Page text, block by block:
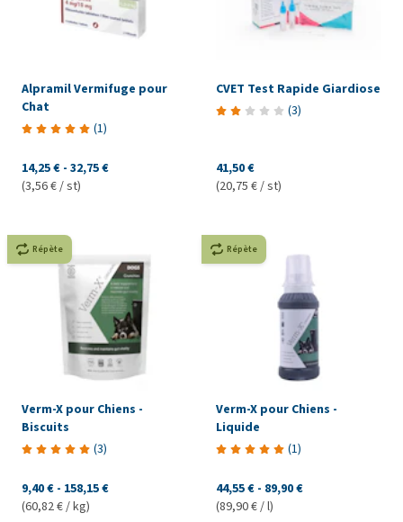
Alpramil Vermifuge pour
Chat
(1)
14,25 € - 32,75 €
(3,56 € / st)
CVET Test Rapide Giardiose
(3)
41,50 €
(20,75 € / st)
Répète
Verm-X pour Chiens -
Biscuits
(3)
9,40 € - 158,15 €
(60,82 € / kg)
Répète
Verm-X pour Chiens -
Liquide
(1)
44,55 € - 89,90 €
(89,90 € / l)